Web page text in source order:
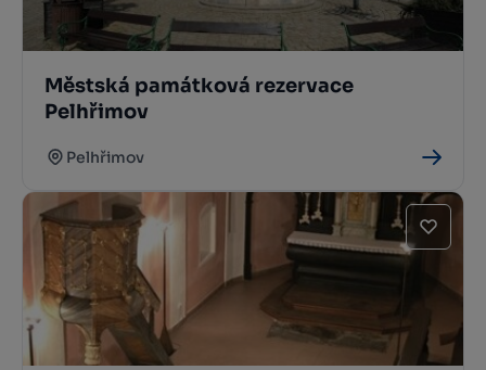
Městská památková rezervace
Pelhřimov
Pelhřimov